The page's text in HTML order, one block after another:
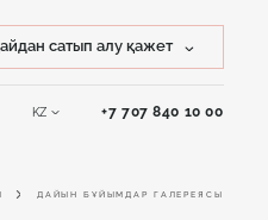
сатып алу қажет
KZ +7 707 840 10 00
ДАЙЫН БҰЙЫМДАР ГАЛЕРЕЯСЫ